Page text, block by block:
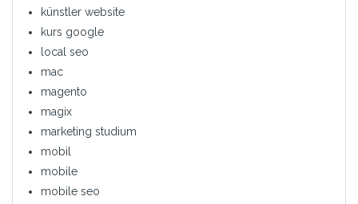
künstler website
kurs google
local seo
mac
magento
magix
marketing studium
mobil
mobile
mobile seo